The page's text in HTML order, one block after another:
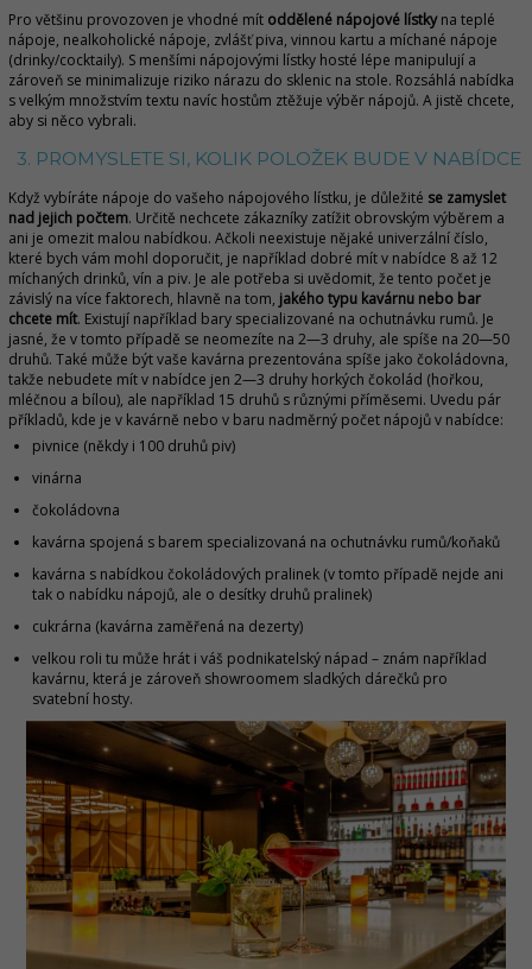
Pro většinu provozoven je vhodné mít oddělené nápojové lístkyna teplé
nápoje, nealkoholické nápoje, zvlášť piva, vinnou kartu a míchané nápoje
(drinky/cocktaily). S menšími nápojovými lístky hosté lépe manipulují a
zároveň se minimalizuje riziko nárazu do sklenic na stole. Rozsáhlá nabídka
s velkým množstvím textu navíc hostům ztěžuje výběr nápojů. A jistě chcete,
aby si něco vybrali.
3. PROMYSLETE SI, KOLIK POLOŽEK BUDE V NABÍDCE
Když vybíráte nápoje do vašeho nápojového lístku, je důležité se zamyslet
nad jejich počtem. Určitě nechcete zákazníky zatížit obrovským výběrem a
ani je omezit malou nabídkou. Ačkoli neexistuje nějaké univerzální číslo,
které bych vám mohl doporučit, je například dobré mít v nabídce 8 až 12
míchaných drinků, vín a piv. Je ale potřeba si uvědomit, že tento počet je
závislý na více faktorech, hlavně na tom, jakého typu kavárnu nebo bar
chcete mít. Existují například bary specializované na ochutnávku rumů. Je
jasné, že v tomto případě se neomezíte na 2—3 druhy, ale spíše na 20—50
druhů. Také může být vaše kavárna prezentována spíše jako čokoládovna,
takže nebudete mít v nabídce jen 2—3 druhy horkých čokolád (hořkou,
mléčnou a bílou), ale například 15 druhů s různými příměsemi. Uvedu pár
příkladů, kde je v kavárně nebo v baru nadměrný počet nápojů v nabídce:
pivnice (někdy i 100 druhů piv)
vinárna
čokoládovna
kavárna spojená s barem specializovaná na ochutnávku rumů/koňaků
kavárna s nabídkou čokoládových pralinek (v tomto případě nejde ani
tak o nabídku nápojů, ale o desítky druhů pralinek)
cukrárna (kavárna zaměřená na dezerty)
velkou roli tu může hrát i váš podnikatelský nápad – znám například
kavárnu, která je zároveň showroomem sladkých dárečků pro
svatební hosty.